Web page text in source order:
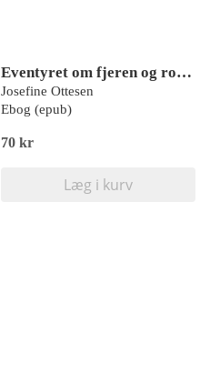
Eventyret om fjeren og rosen
Josefine Ottesen
Ebog (epub)
70 kr
Læg i kurv